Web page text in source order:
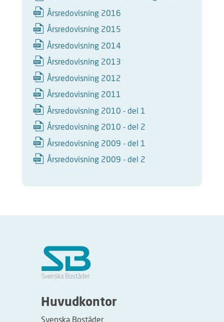
Årsredovisning 2016
Årsredovisning 2015
Årsredovisning 2014
Årsredovisning 2013
Årsredovisning 2012
Årsredovisning 2011
Årsredovisning 2010 - del 1
Årsredovisning 2010 - del 2
Årsredovisning 2009 - del 1
Årsredovisning 2009 - del 2
Huvudkontor
Svenska Bostäder